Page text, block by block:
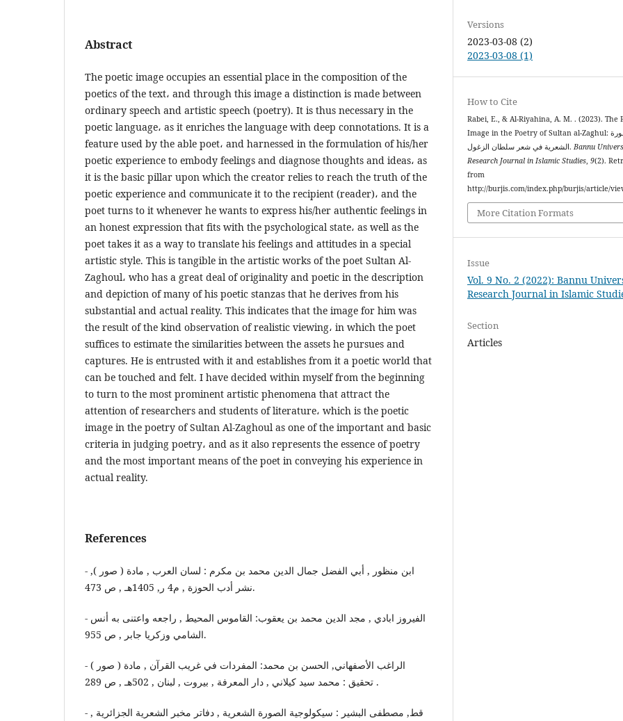
Abstract
The poetic image occupies an essential place in the composition of the
poetics of the text، and through this image a distinction is made between
ordinary speech and artistic speech (poetry). It is thus necessary in the
poetic language، as it enriches the language with deep connotations. It is a
feature used by the able poet، and harnessed in the formulation of his/her
poetic experience to embody feelings and diagnose thoughts and ideas، as
it is the basic pillar upon which the creator relies to reach the truth of the
poetic experience and communicate it to the recipient (reader)، and the
poet turns to it whenever he wants to express his/her authentic feelings in
an honest expression that fits with the psychological state، as well as the
poet takes it as a way to translate his feelings and attitudes in a special
artistic style. This is tangible in the artistic works of the poet Sultan Al-
Zaghoul، who has a great deal of originality and poetic in the description
and depiction of many of his poetic stanzas that he derives from his
substantial and actual reality. This indicates that the image for him was
the result of the kind observation of realistic viewing، in which the poet
suffices to estimate the similarities between the assets he pursues and
captures. He is entrusted with it and establishes from it a poetic world that
can be touched and felt. I have decided within myself from the beginning
to turn to the most prominent artistic phenomena that attract the
attention of researchers and students of literature، which is the poetic
image in the poetry of Sultan Al-Zaghoul as one of the important and basic
criteria in judging poetry، and as it also represents the essence of poetry
and the most important means of the poet in conveying his experience in
actual reality.
References
- ابن منظور , أبي الفضل جمال الدين محمد بن مكرم : لسان العرب , مادة ( صور ),
نشر أدب الحوزة , م4 ر, 1405هـ , ص 473.
- الفيروز ابادي , مجد الدين محمد بن يعقوب: القاموس المحيط , راجعه واعتنى به أنس
الشامي وزكريا جابر , ص 955.
- الراغب الأصفهاني, الحسن بن محمد: المفردات في غريب القرآن , مادة ( صور )
تحقيق : محمد سيد كيلاني , دار المعرفة , بيروت , لبنان , 502هـ , ص 289 .
- قط, مصطفى البشير : سيكولوجية الصورة الشعرية , دفاتر مخبر الشعرية الجزائرية ,
Versions
2023-03-08 (2)
2023-03-08 (1)
How to Cite
Rabei, E., & Al-Riyahina, A. M. . (2023). The
Image in the Poetry of Sultan al-Zaghul: الصورة
الشعرية في شعر سلطان الزغول.Bannu
Research Journal in Islamic Studies,9(2).
from
http://burjis.com/index.php/burjis/article/
More Citation Formats
Issue
Vol. 9 No. 2 (2022): Bannu
Research Journal in Islamic
Section
Articles